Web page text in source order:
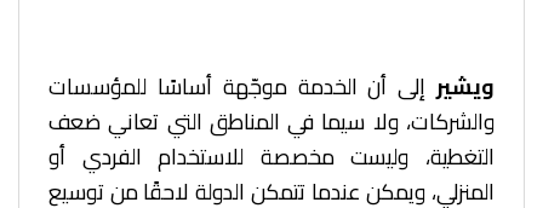
ويشيرإلى أن الخدمة موجّهة أساسًا للمؤسسات
والشركات، ولا سيما في المناطق التي تعاني ضعف
التغطية، وليست مخصصة للاستخدام الفردي أو
المنزلي، ويمكن عندما تتمكن الدولة لاحقًا من توسيع